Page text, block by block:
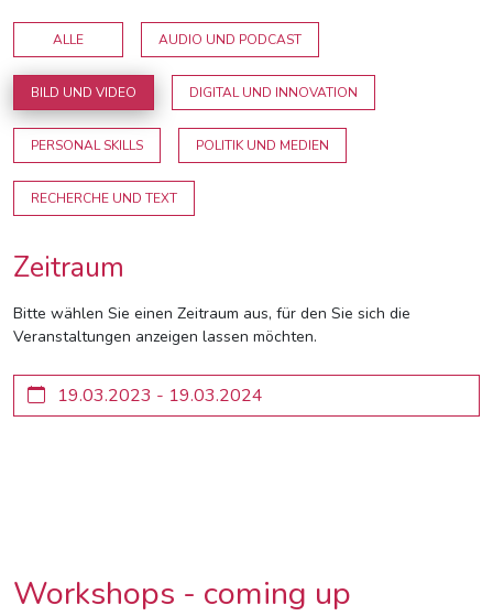
ALLE AUDIO UND PODCAST
BILD UND VIDEO DIGITAL UND INNOVATION
PERSONAL SKILLS POLITIK UND MEDIEN
RECHERCHE UND TEXT
Zeitraum
Bitte wählen Sie einen Zeitraum aus, für den Sie sich die
Veranstaltungen anzeigen lassen möchten.
Workshops - coming up